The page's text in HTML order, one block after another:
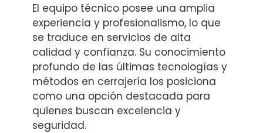
El equipo técnico posee una amplia
experiencia y profesionalismo, lo que
se traduce en servicios de alta
calidad y confianza. Su conocimiento
profundo de las últimas tecnologías y
métodos en cerrajería los posiciona
como una opción destacada para
quienes buscan excelencia y
seguridad.